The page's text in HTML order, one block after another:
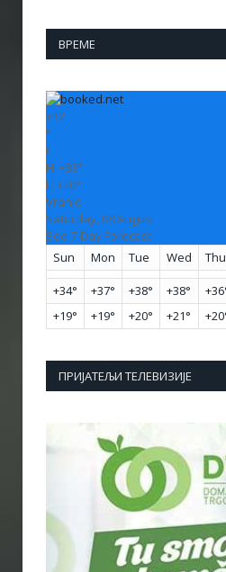
ВРЕМЕ
+32
°
C
H: +33°
L: +20°
Vranje
Saturday, 08 August
See 7-Day Forecast
Sun
Mon Tue Wed Thu
+34° +37° +38° +38° +
+19° +19° +20° +21° +
ПРИЈАТЕЉИ ТЕЛЕВИЗИЈЕ